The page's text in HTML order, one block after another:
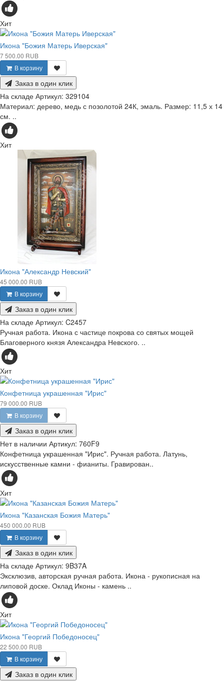
Хит
Икона "Божия Матерь Иверская"
7 500.00 RUB
В корзину
Заказ в один клик
На складе Артикул: 329104
Материал: дерево, медь с позолотой 24К, эмаль. Размер: 11,5 х 14
см. ..
Хит
Икона "Александр Невский"
45 000.00 RUB
В корзину
Заказ в один клик
На складе Артикул: C2457
Ручная работа. Икона с частице покрова со святых мощей
Благоверного князя Александра Невского. ..
Хит
Конфетница украшенная "Ирис"
79 000.00 RUB
В корзину
Заказ в один клик
Нет в наличии Артикул: 760F9
Конфетница украшенная "Ирис". Ручная работа. Латунь,
искусственные камни - фианиты. Гравирован..
Хит
Икона "Казанская Божия Матерь"
450 000.00 RUB
В корзину
Заказ в один клик
На складе Артикул: 9B37A
Эксклюзив, авторская ручная работа. Икона - рукописная на
липовой доске. Оклад Иконы - камень ..
Хит
Икона "Георгий Победоносец"
22 500.00 RUB
В корзину
Заказ в один клик